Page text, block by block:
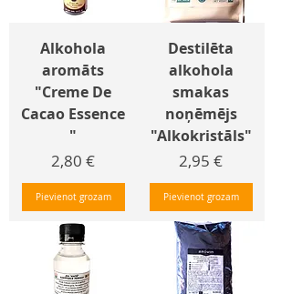
Alkohola
aromāts
"Creme De
Cacao Essence
"
Cena
2,80 €
Pievienot grozam
Destilēta
alkohola
smakas
noņēmējs
"Alkokristāls"
Cena
2,95 €
Pievienot grozam